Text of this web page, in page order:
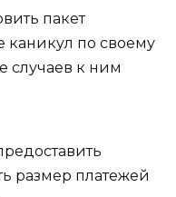
пакет
каникул по своему
случаев к ним
размер платежей